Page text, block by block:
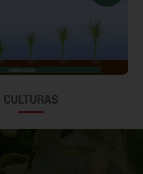
CULTURAS